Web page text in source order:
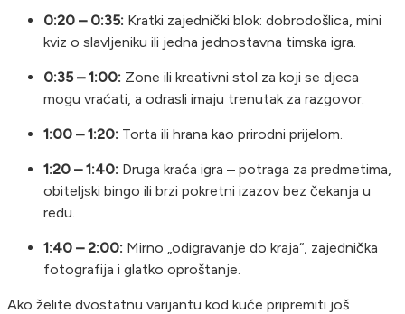
0:20 – 0:35: Kratki zajednički blok: dobrodošlica, mini
kviz o slavljeniku ili jedna jednostavna timska igra.
0:35 – 1:00: Zone ili kreativni stol za koji se djeca
mogu vraćati, a odrasli imaju trenutak za razgovor.
1:00 – 1:20: Torta ili hrana kao prirodni prijelom.
1:20 – 1:40: Druga kraća igra – potraga za predmetima,
obiteljski bingo ili brzi pokretni izazov bez čekanja u
redu.
1:40 – 2:00: Mirno „odigravanje do kraja“, zajednička
fotografija i glatko oproštanje.
Ako želite dvostatnu varijantu kod kuće pripremiti još